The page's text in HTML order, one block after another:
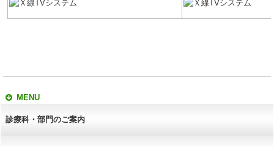
MENU
診療科・部門のご案内